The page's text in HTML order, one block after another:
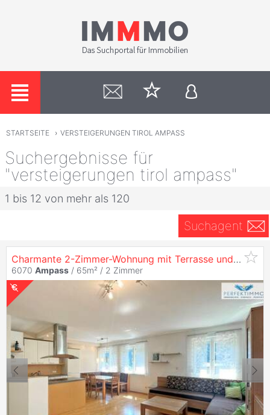
STARTSEITE › VERSTEIGERUNGEN TIROL AMPASS
Suchergebnisse für
"versteigerungen tirol ampass"
1 bis 12 von mehr als 120
Suchagent
Charmante 2-Zimmer-Wohnung mit Terrasse und Überdachtem Abstellplatz
6070 Ampass / 65m² / 2 Zimmer